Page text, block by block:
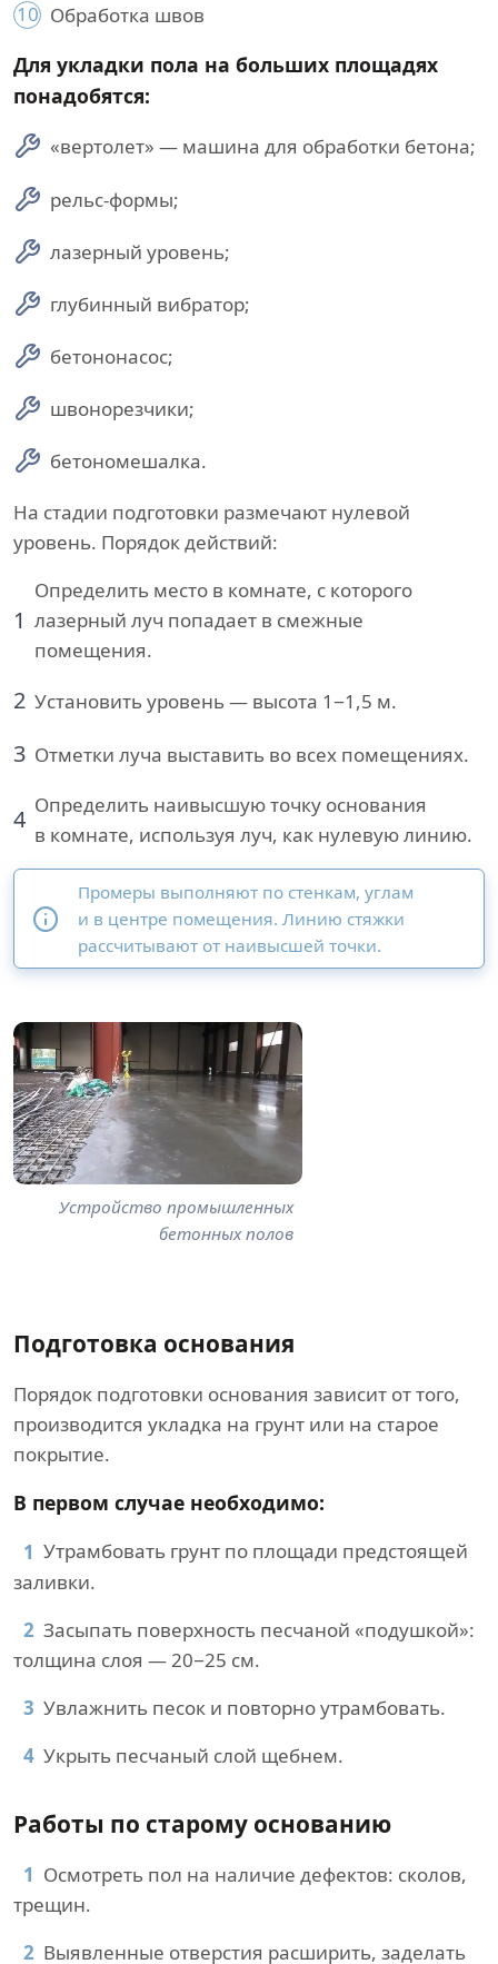
10 Обработка швов
Для укладки пола на больших площадях
понадобятся:
«вертолет» — машина для обработки бетона;
рельс-формы;
лазерный уровень;
глубинный вибратор;
бетононасос;
швонорезчики;
бетономешалка.
На стадии подготовки размечают нулевой
уровень. Порядок действий:
1
Определить место в комнате, с которого
лазерный луч попадает в смежные
помещения.
2 Установить уровень — высота 1−1,5 м.
3 Отметки луча выставить во всех помещениях.
4 Определить наивысшую точку основания
в комнате, используя луч, как нулевую линию.
Промеры выполняют по стенкам, углам
и в центре помещения. Линию стяжки
рассчитывают от наивысшей точки.
Устройство промышленных
бетонных полов
Подготовка основания
Порядок подготовки основания зависит от того,
производится укладка на грунт или на старое
покрытие.
В первом случае необходимо:
Утрамбовать грунт по площади предстоящей
заливки.
Засыпать поверхность песчаной «подушкой»:
толщина слоя — 20−25 см.
Увлажнить песок и повторно утрамбовать.
Укрыть песчаный слой щебнем.
Работы по старому основанию
Осмотреть пол на наличие дефектов: сколов,
трещин.
Выявленные отверстия расширить, заделать